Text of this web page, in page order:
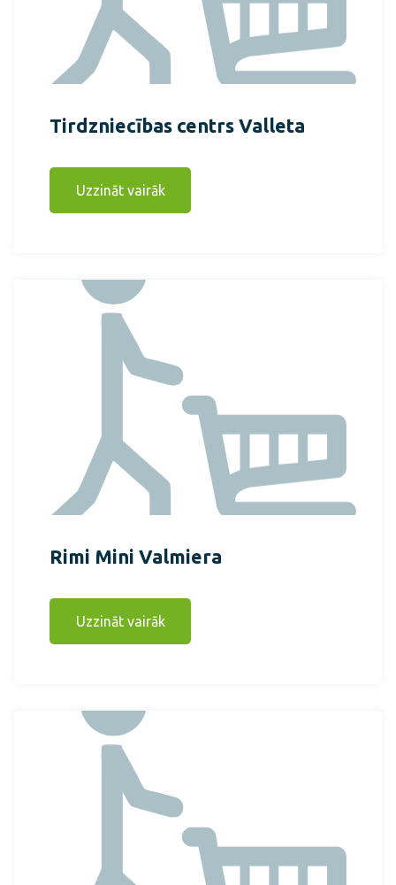
Tirdzniecības centrs Valleta
Uzzināt vairāk
Rimi Mini Valmiera
Uzzināt vairāk